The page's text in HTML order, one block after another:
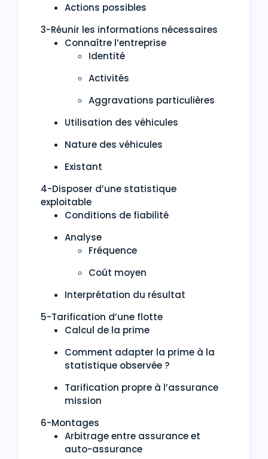
Actions possibles
3-Réunir les informations nécessaires
Connaître l’entreprise
Identité
Activités
Aggravations particulières
Utilisation des véhicules
Nature des véhicules
Existant
4-Disposer d’une statistique
exploitable
Conditions de fiabilité
Analyse
Fréquence
Coût moyen
Interprétation du résultat
5-Tarification d’une flotte
Calcul de la prime
Comment adapter la prime à la
statistique observée ?
Tarification propre à l’assurance
mission
6-Montages
Arbitrage entre assurance et
auto-assurance